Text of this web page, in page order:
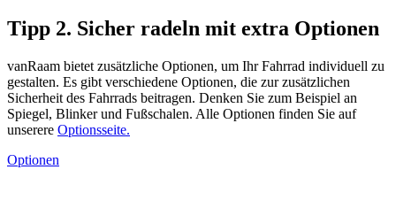
Tipp 2. Sicher radeln mit extra Optionen
vanRaam bietet zusätzliche Optionen, um Ihr Fahrrad individuell zu
gestalten. Es gibt verschiedene Optionen, die zur zusätzlichen
Sicherheit des Fahrrads beitragen. Denken Sie zum Beispiel an
Spiegel, Blinker und Fußschalen. Alle Optionen finden Sie auf
unserere Optionsseite.
Optionen